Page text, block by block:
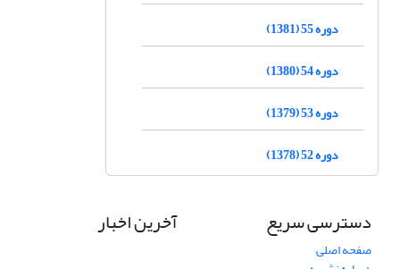
دوره 55 (1381)
دوره 54 (1380)
دوره 53 (1379)
دوره 52 (1378)
دسترسی سریع
صفحه اصلی
آخرین اخبار